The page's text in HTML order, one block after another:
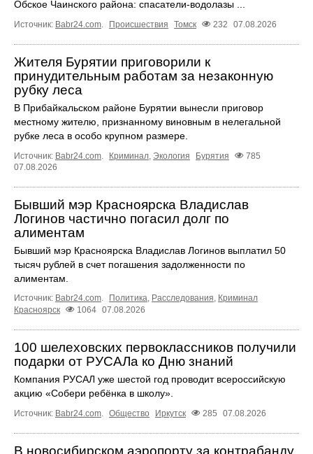
Обское Чаинского района: спасатели-водолазы ...
Источник: Babr24.com. Происшествия Томск 232 07.08.2026
Жителя Бурятии приговорили к
принудительным работам за незаконную
рубку леса
В Прибайкальском районе Бурятии вынесли приговор
местному жителю, признанному виновным в нелегальной
рубке леса в особо крупном размере.
Источник: Babr24.com. Криминал, Экология Бурятия
785
07.08.2026
Бывший мэр Красноярска Владислав
Логинов частично погасил долг по
алиментам
Бывший мэр Красноярска Владислав Логинов выплатил 50
тысяч рублей в счет погашения задолженности по
алиментам.
Источник: Babr24.com. Политика, Расследования, Криминал
Красноярск
1064 07.08.2026
100 шелеховских первоклассников получили
подарки от РУСАЛа ко Дню знаний
Компания РУСАЛ уже шестой год проводит всероссийскую
акцию «Собери ребёнка в школу».
Источник: Babr24.com. Общество Иркутск 285 07.08.2026
В новосибирском аэропорту за контрабанду